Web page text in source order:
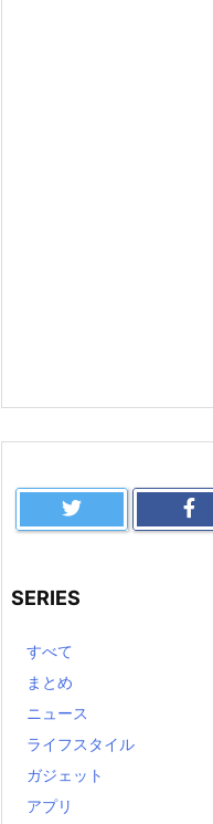
SERIES
すべて
まとめ
ニュース
ライフスタイル
ガジェット
アプリ